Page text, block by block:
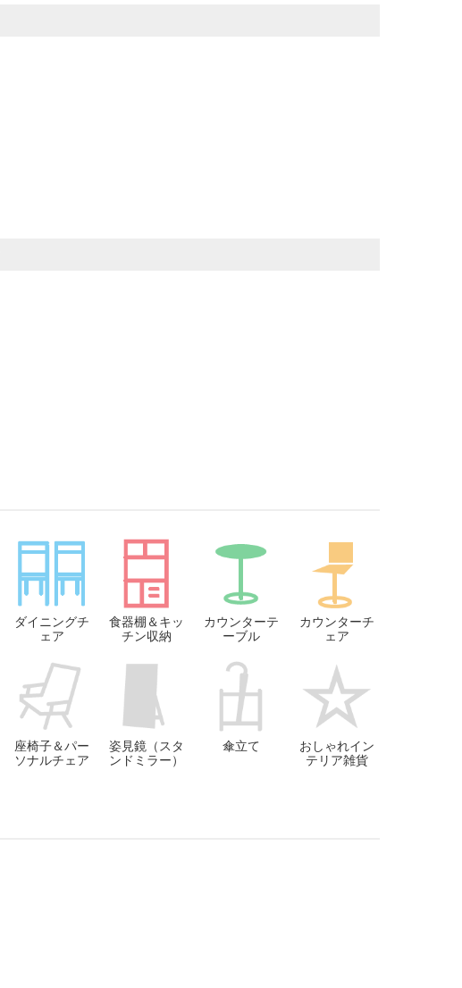
ダイニングチ
ェア
食器棚＆キッ
チン収納
カウンターテ
ーブル
カウンターチ
ェア
座椅子＆パー
ソナルチェア
姿見鏡（スタ
ンドミラー）
傘立て
おしゃれイン
テリア雑貨